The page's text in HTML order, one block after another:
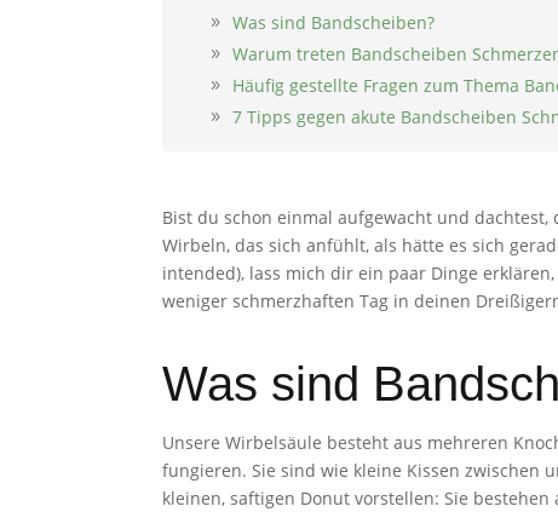
Was sind Bandscheiben?
Warum treten Bandscheiben
Häufig gestellte Fragen zum Thema
7 Tipps gegen akute Bandscheiben
Bist du schon einmal aufgewacht und
Wirbeln, das sich anfühlt, als hätte es sich
intended), lass mich dir ein paar Dinge
weniger schmerzhaften Tag in deinen
Was sind
Unsere Wirbelsäule besteht aus mehreren
fungieren. Sie sind wie kleine Kissen zwischen
kleinen, saftigen Donut vorstellen: Sie